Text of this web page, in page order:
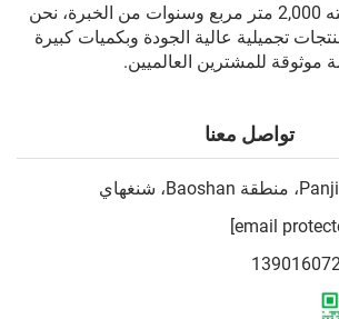
جماعي يبلغ مساحته 2,000 متر مربع وسنوات من الخبرة، نحن
تجميلية عالية الجودة وبكميات كبيرة
موثوقة للمشترين العالميين.
تواصل معنا